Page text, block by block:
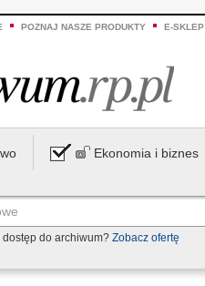
POZNAJ NASZE PRODUKTY E-SKLEP
Ekonomia i biznes
do archiwum? Zobacz ofertę